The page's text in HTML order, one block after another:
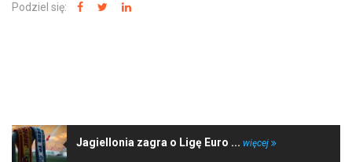
Podziel się:
Jagiellonia zagra o Ligę Euro ... więcej